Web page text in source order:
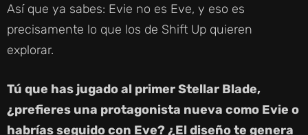
Así que ya sabes: Evie no es Eve, y eso es
precisamente lo que los de Shift Up quieren
explorar.
Tú que has jugado al primer Stellar Blade,
¿prefieres una protagonista nueva como Evie o
habrías seguido con Eve? ¿El diseño te genera